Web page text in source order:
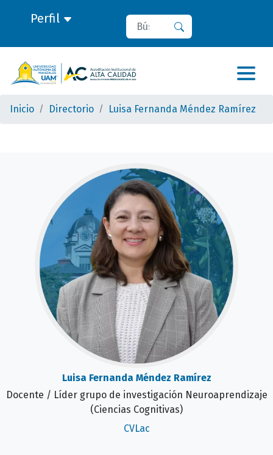
Perfil Buscar
Inicio Directorio Luisa Fernanda Méndez Ramírez
Luisa Fernanda Méndez Ramírez
Docente / Líder grupo de investigación Neuroaprendizaje
(Ciencias Cognitivas)
CVLac